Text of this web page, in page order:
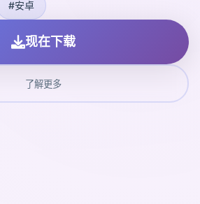
#安卓
现在下载
了解更多